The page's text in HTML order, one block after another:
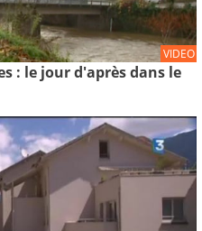
VIDEO
: le jour d'après dans le